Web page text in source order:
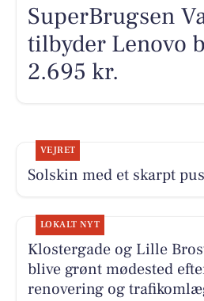
SuperBrugsen
tilbyder Lenovo
2.695 kr.
VEJRET
Solskin med et skarpt
LOKALT NYT
Klostergade og Lille
blive grønt mødested
renovering og